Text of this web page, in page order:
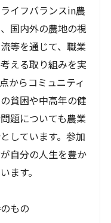
イフバランスin農
国内外の農地の視
等を通じて、職業
える取り組みを実
からコミュニティ
貧困や中高年の健
題についても農業
しています。参加
自分の人生を豊か
ます。
もの